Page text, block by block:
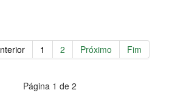
1 2 Próximo Fim
Página 1 de 2